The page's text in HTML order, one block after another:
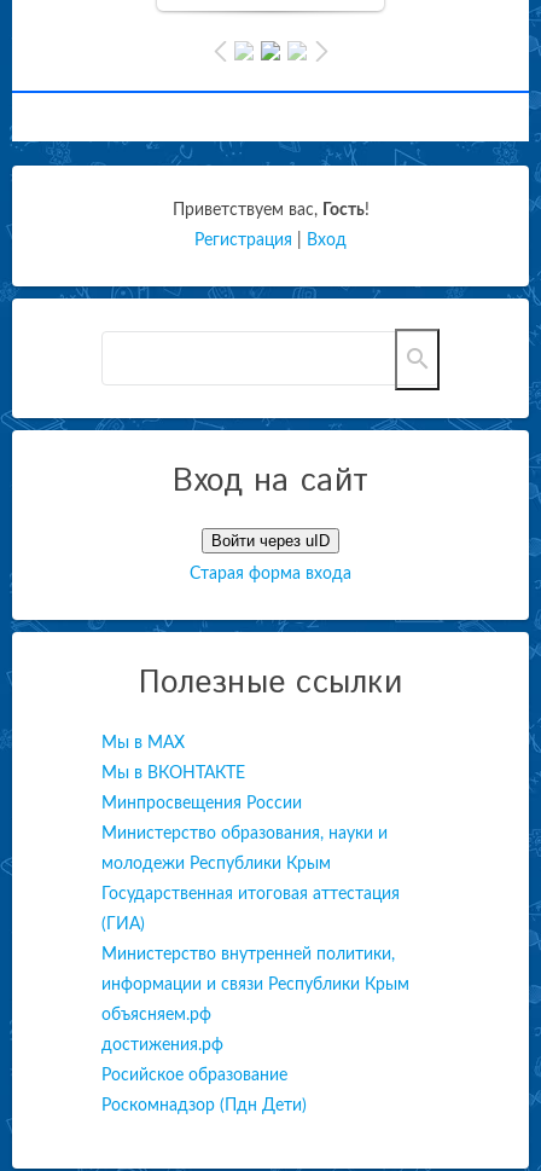
Приветствуем вас, Гость!
Регистрация
Вход
Вход на сайт
Войти через uID
Старая форма входа
Полезные ссылки
Мы в МАХ
Мы в ВКОНТАКТЕ
Минпросвещения России
Министерство образования, науки и
молодежи Республики Крым
Государственная итоговая аттестация
(ГИА)
Министерство внутренней политики,
информации и связи Республики Крым
объясняем.рф
достижения.рф
Росийское образование
Роскомнадзор (Пдн Дети)